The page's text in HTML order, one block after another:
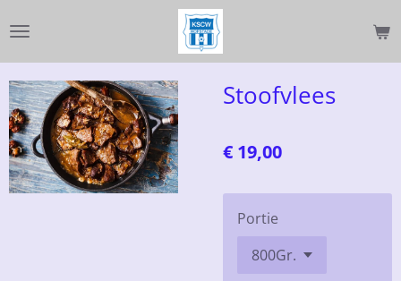
direct
naar
de
hoofdinhoud
Stoofvlees
€ 19,00
Portie